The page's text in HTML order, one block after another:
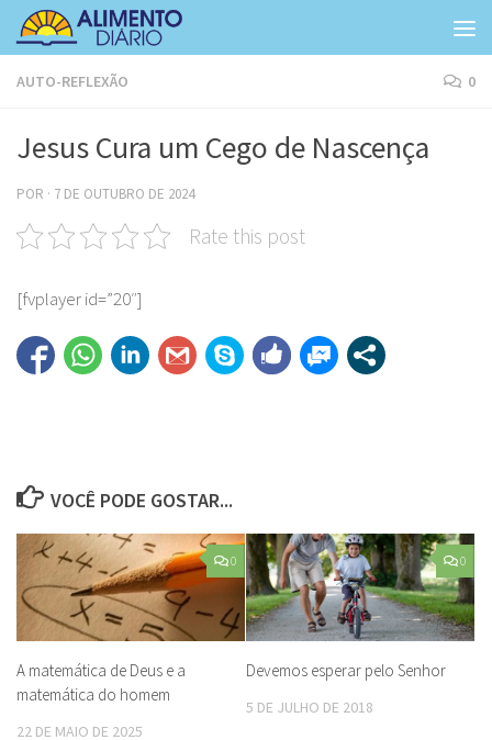
Skip to content
AUTO-REFLEXÃO 0
Jesus Cura um Cego de Nascença
POR · 7 DE OUTUBRO DE 2024
Rate this post
[fvplayer id=”20″]
VOCÊ PODE GOSTAR...
0
A matemática de Deus e a
matemática do homem
22 DE MAIO DE 2025
0
Devemos esperar pelo Senhor
5 DE JULHO DE 2018